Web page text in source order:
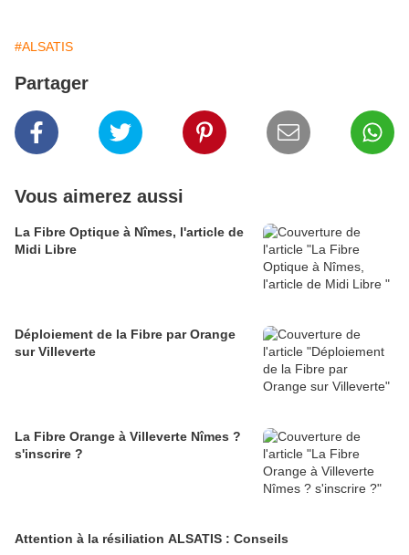
#ALSATIS
Partager
Vous aimerez aussi
La Fibre Optique à Nîmes, l'article de
Midi Libre
Déploiement de la Fibre par Orange
sur Villeverte
La Fibre Orange à Villeverte Nîmes ?
s'inscrire ?
Attention à la résiliation ALSATIS : Conseils